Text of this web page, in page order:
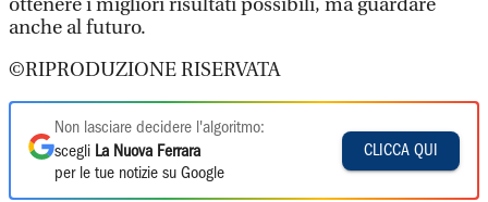
ottenere i migliori risultati possibili, ma guardare
anche al futuro.
©RIPRODUZIONE RISERVATA
Non lasciare decidere l'algoritmo:
scegli La Nuova Ferrara
per le tue notizie su Google
CLICCA QUI